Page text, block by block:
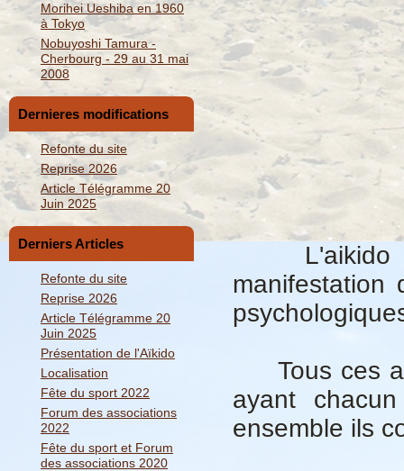
Morihei Ueshiba en 1960
à Tokyo
Nobuyoshi Tamura -
Cherbourg - 29 au 31 mai
2008
Dernieres modifications
Refonte du site
Reprise 2026
Article Télégramme 20
Juin 2025
Derniers Articles
Refonte du site
Reprise 2026
Article Télégramme 20
Juin 2025
Présentation de l'Aïkido
Localisation
Fête du sport 2022
Forum des associations
2022
Fête du sport et Forum
des associations 2020
L'aikido
Tous ces
ayant
ensemble ils